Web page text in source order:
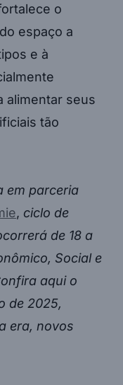
o
espaço a
e à
alimentar seus
tão
em parceria
, ciclo de
de 18 a
Social e
aqui o
de 2025,
era, novos